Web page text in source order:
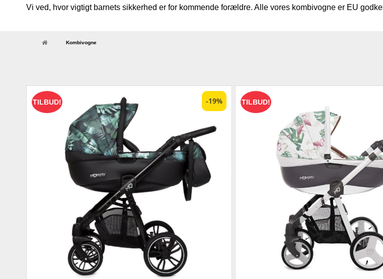
Vi ved, hvor vigtigt barnets sikkerhed er for kommende forældre. Alle vores kombivogne er EU
Kombivogne
TILBUD! -19% TILBUD!